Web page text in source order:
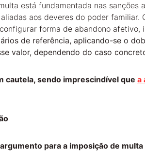
está fundamentada nas sanções
aos deveres do poder familiar.
forma de abandono afetivo,
de referência, aplicando-se o
valor, dependendo do caso
cautela, sendo imprescindível que a
para a imposição de